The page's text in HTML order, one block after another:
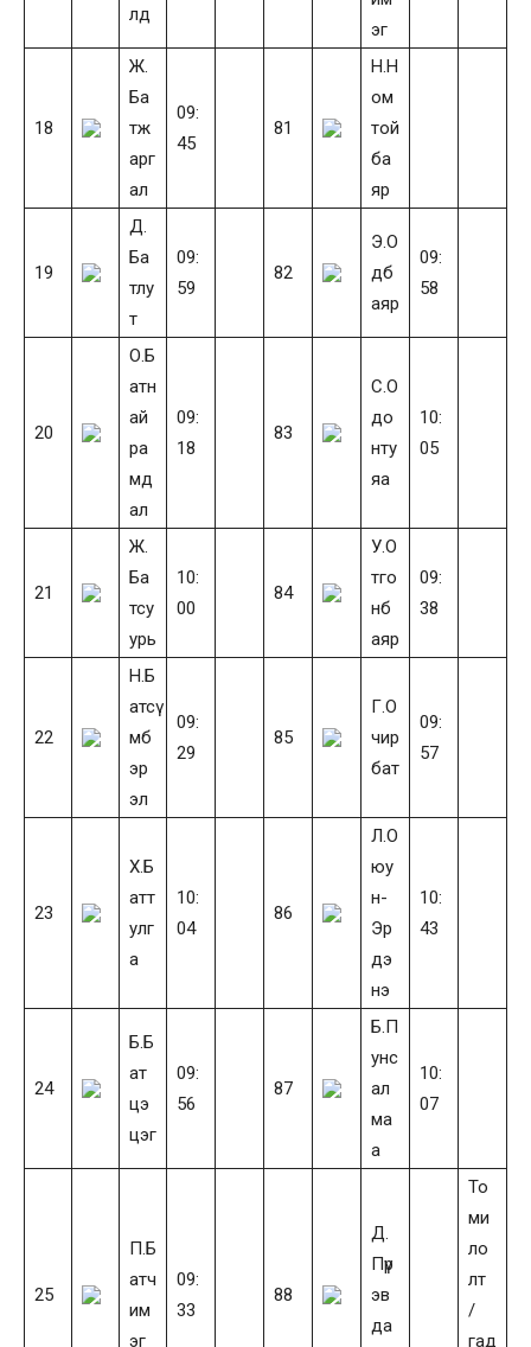
лд
эг
18
Ж.
Ба
тж
арг
ал
09:
45
81
Н.Н
ом
той
ба
яр
19
Д.
Ба
тлу
т
09:
59
82
Э.О
дб
аяр
09:
58
20
О.Б
атн
ай
ра
мд
ал
09:
18
83
С.О
до
нту
яа
10:
05
21
Ж.
Ба
тсу
урь
10:
00
84
У.О
тго
нб
аяр
09:
38
22
Н.Б
атсү
мб
эр
эл
09:
29
85
Г.О
чир
бат
09:
57
23
Х.Б
атт
улг
а
10:
04
86
Л.О
юу
н-
Эр
дэ
нэ
10:
43
24
Б.Б
ат
цэ
цэг
09:
56
87
Б.П
унс
ал
ма
а
10:
07
25
П.Б
атч
им
эг
09:
33
88
Д.
Пүр
эв
да
То
ми
ло
лт
/
гад